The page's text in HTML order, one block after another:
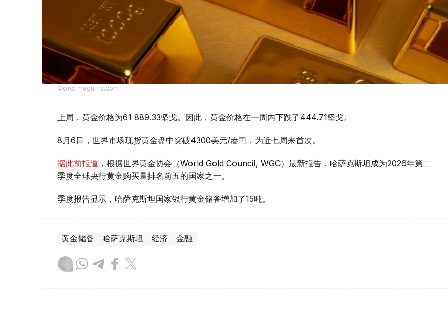
Фото: magnific.com
上周，黄金价格为61 889.33坚戈。因此，黄金价格在一周内下跌了444.71坚戈。
8月6日，世界市场现货黄金盘中突破4300美元/盎司，为近七周来首次。
据此前报道 ，根据世界黄金协会（World Gold Council, WGC）最新报告，哈萨克斯坦成为2026年第二
季度全球央行黄金购买量排名前五的国家之一。
季度报告显示，哈萨克斯坦国家银行黄金储备增加了15吨。
黄金储备 哈萨克斯坦 经济 金融